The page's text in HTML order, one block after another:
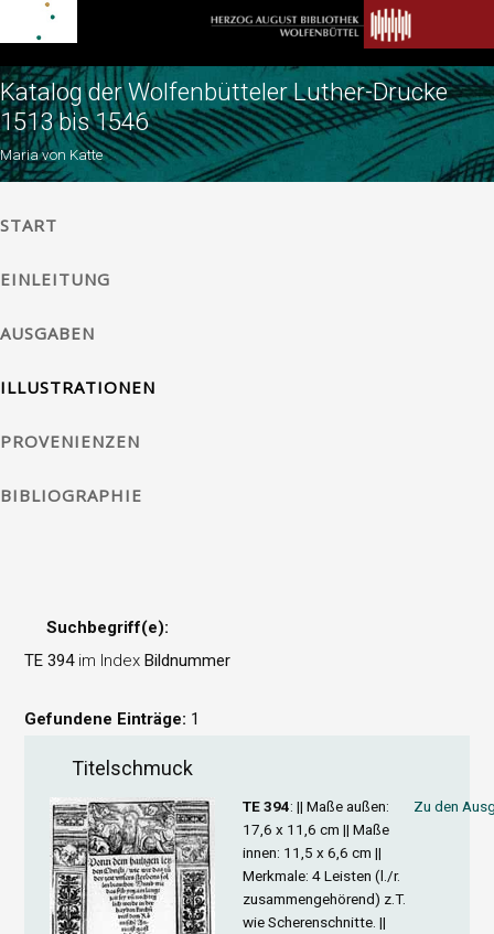
Katalog der Wolfenbütteler Luther-Drucke
1513 bis 1546
Maria von Katte
START
EINLEITUNG
AUSGABEN
ILLUSTRATIONEN
PROVENIENZEN
BIBLIOGRAPHIE
Suchbegriff(e):
TE 394im IndexBildnummer
Gefundene Einträge: 1
Titelschmuck
TE 394: || Maße außen:
17,6 x 11,6 cm || Maße
innen: 11,5 x 6,6 cm ||
Merkmale: 4 Leisten (l./r.
zusammengehörend) z.T.
wie Scherenschnitte. ||
Zu den